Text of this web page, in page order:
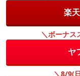
楽
＼ボーナス
ヤ
＼8/9(